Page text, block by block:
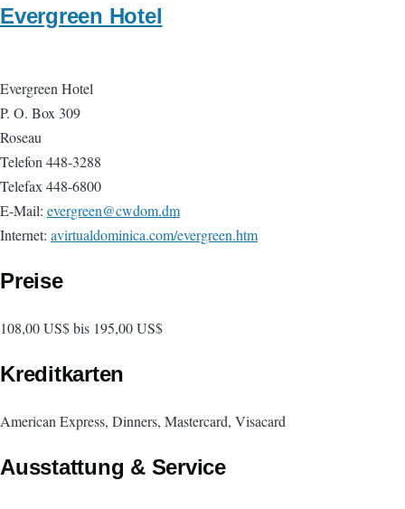
Evergreen Hotel
Evergreen Hotel
P. O. Box 309
Roseau
Telefon 448-3288
Telefax 448-6800
E-Mail: evergreen@cwdom.dm
Internet: avirtualdominica.com/evergreen.htm
Preise
108,00 US$ bis 195,00 US$
Kreditkarten
American Express, Dinners, Mastercard, Visacard
Ausstattung & Service